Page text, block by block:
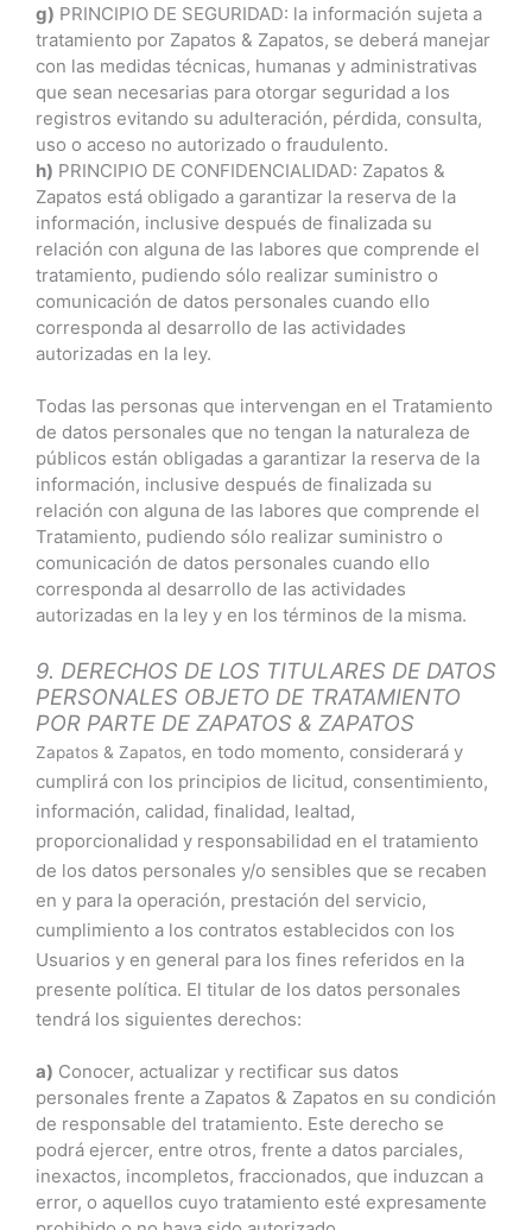
g) PRINCIPIO DE SEGURIDAD: la información sujeta a
tratamiento por Zapatos & Zapatos, se deberá manejar
con las medidas técnicas, humanas y administrativas
que sean necesarias para otorgar seguridad a los
registros evitando su adulteración, pérdida, consulta,
uso o acceso no autorizado o fraudulento.
h) PRINCIPIO DE CONFIDENCIALIDAD: Zapatos &
Zapatos está obligado a garantizar la reserva de la
información, inclusive después de finalizada su
relación con alguna de las labores que comprende el
tratamiento, pudiendo sólo realizar suministro o
comunicación de datos personales cuando ello
corresponda al desarrollo de las actividades
autorizadas en la ley.
Todas las personas que intervengan en el Tratamiento
de datos personales que no tengan la naturaleza de
públicos están obligadas a garantizar la reserva de la
información, inclusive después de finalizada su
relación con alguna de las labores que comprende el
Tratamiento, pudiendo sólo realizar suministro o
comunicación de datos personales cuando ello
corresponda al desarrollo de las actividades
autorizadas en la ley y en los términos de la misma.
9. DERECHOS DE LOS TITULARES DE DATOS
PERSONALES OBJETO DE TRATAMIENTO
POR PARTE DE ZAPATOS & ZAPATOS
Zapatos & Zapatos, en todo momento, considerará y
cumplirá con los principios de licitud, consentimiento,
información, calidad, finalidad, lealtad,
proporcionalidad y responsabilidad en el tratamiento
de los datos personales y/o sensibles que se recaben
en y para la operación, prestación del servicio,
cumplimiento a los contratos establecidos con los
Usuarios y en general para los fines referidos en la
presente política. El titular de los datos personales
tendrá los siguientes derechos:
a) Conocer, actualizar y rectificar sus datos
personales frente a Zapatos & Zapatos en su condición
de responsable del tratamiento. Este derecho se
podrá ejercer, entre otros, frente a datos parciales,
inexactos, incompletos, fraccionados, que induzcan a
error, o aquellos cuyo tratamiento esté expresamente